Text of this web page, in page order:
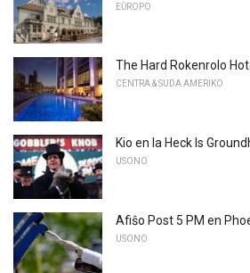
EŬROPO
The Hard Rokenrolo
CENTRA & SUDA AMERIKO
Kio en la Heck Is
USONO
Afiŝo Post 5 PM en
USONO